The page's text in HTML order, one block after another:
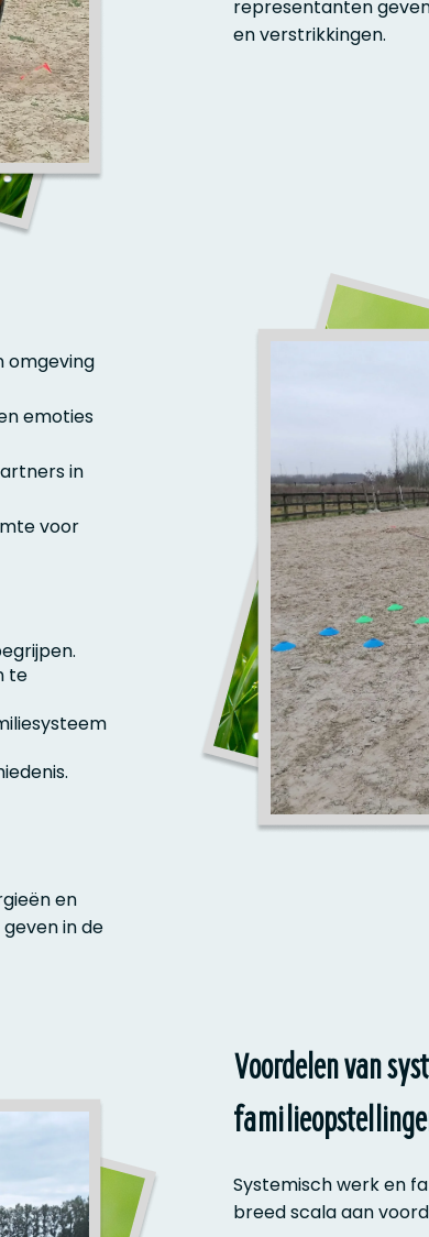
representanten
en verstrikkingen.
omgeving
emoties
in
voor
te
en
in de
Voordelen van
Systemisch werk en
breed scala aan